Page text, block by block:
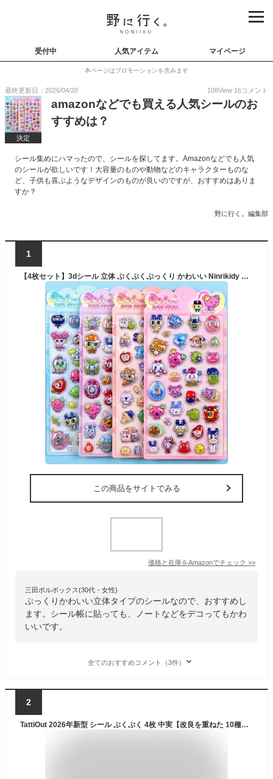
受付中 人気アイテム マイページ
本ページはプロモーションを含みます
最終更新日：2026/04/20 108View 16コメント
決定
amazonなどでも買える人気シールのお
すすめは？
シール集めにハマったので、シールを探してます。Amazonなどでも人気
のシールが欲しいです！大容量のものや動物などのキャラクターものな
ど、子供も喜ぶようなデザインのものが良いのですが、おすすめはありま
すか？
野に行く。編集部
1
【4枚セット】3dシール 立体 ぷくぷくぷっくり かわいい Ninrikidy おしゃれ デコシール 女の子 貼り付け可能 携帯電話飾り用 手帳用 DIY用 日記帳用 手芸用品 貼り付け可能（Aセット
この商品をサイトでみる
価格と在庫をAmazonでチェック >>
三田ボルボックス(30代・女性)
ぷっくりかわいい立体タイプのシールなので、おすすめし
ます。シール帳に貼っても、ノートなどをデコってもかわ
いいです。
全てのおすすめコメント（3件）
2
TattiOut 2026年新型 シール ぷくぷく 4枚 中実【改良を重ねた 10種類以上】ぷっくり 立体 デコシール 3D ごほうび ステッカー うるつや ラメ付き 手帳デコ うさぎ ねこ 猫 ペンギン キラキラ 推し活デコ 女の子 子供 プレゼント 可愛い TO24FD008 H型